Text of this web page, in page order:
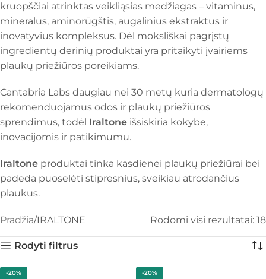
kruopščiai atrinktas veikliąsias medžiagas – vitaminus,
mineralus, aminorūgštis, augalinius ekstraktus ir
inovatyvius kompleksus. Dėl moksliškai pagrįstų
ingredientų derinių produktai yra pritaikyti įvairiems
plaukų priežiūros poreikiams.
Cantabria Labs daugiau nei 30 metų kuria dermatologų
rekomenduojamus odos ir plaukų priežiūros
sprendimus, todėl Iraltone išsiskiria kokybe,
inovacijomis ir patikimumu.
Iraltone produktai tinka kasdienei plaukų priežiūrai bei
padeda puoselėti stipresnius, sveikiau atrodančius
plaukus.
Pradžia IRALTONE Rodomi visi rezultatai: 18
Rodyti filtrus
-20% -20%